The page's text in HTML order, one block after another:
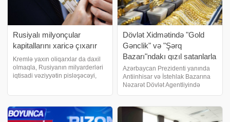
Rusiyalı milyonçular
kapitallarını xaricə çıxarır
Kremlə yaxın oliqarxlar da daxil
olmaqla, Rusiyanın milyarderləri
iqtisadi vəziyyətin pisləşəcəyi,
biləcəyi ilə bağlı narahatlıqlar
fonund
Dövlət Xidmətində "Gold
Gənclik" və "Şərq
Bazarı"ndakı qızıl satanlarla
görüş keçirilib
Azərbaycan Prezidenti yanında
Antiinhisar və İstehlak Bazarına
Nəzarət Dövlət Agentliyində
göstərən sahibkarlarla görüş
keçirilib. Laçı